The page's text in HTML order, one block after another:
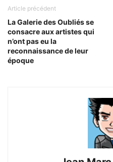
Article précédent
La Galerie des Oubliés se
consacre aux artistes qui
n’ont pas eu la
reconnaissance de leur
époque